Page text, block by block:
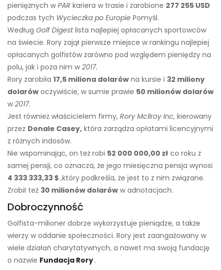
pieniężnych w PAR kariera w trasie i zarobione 277 255 USD
podczas tych Wycieczka po Europie Pomyśl.
Według Golf Digestlista najlepiej opłacanych sportowców
na świecie. Rory zajął pierwsze miejsce w rankingu najlepiej
opłacanych golfistów zarówno pod względem pieniędzy na
polu, jak i poza nim w 2017.
Rory zarobiła 17,5 miliona dolarów na kursie i 32 miliony
dolarów oczywiście, w sumie prawie 50 milionów dolarów
w 2017.
Jest również właścicielem firmy, Rory McIlroy Inc, kierowany
przez Donale Casey, która zarządza opłatami licencyjnymi
z różnych indosów.
Nie wspominając, on też robi 52 000 000,00 zł co roku z
samej pensji, co oznacza, że ​​jego miesięczna pensja wynosi
4 333 333,33 $ ,który podkreśla, że ​​jest to z nim związane.
Zrobił też 30 milionów dolarów w adnotacjach.
Dobroczynność
Golfista-milioner dobrze wykorzystuje pieniądze, a także
wierzy w oddanie społeczności. Rory jest zaangażowany w
wiele działań charytatywnych, a nawet ma swoją fundację
o nazwie Fundacja Rory .